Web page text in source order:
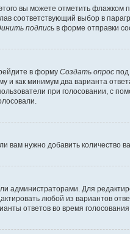
вы можете отметить флажком
соответствующий выбор в
подпись в форме отправки
в форму Создать опрос под
как минимум два варианта
при голосовании, с
вам нужно добавить
администраторами. Для
любой из вариантов
ответов во время голосования.